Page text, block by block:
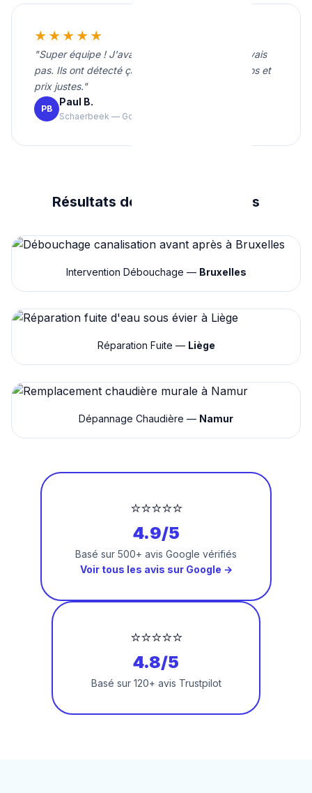
★★★★★
"Super équipe ! J'avais une fuite que je ne trouvais
pas. Ils ont détecté ça sans rien casser. Très pros et
prix justes."
PB
Paul B.
Schaerbeek — Google
Résultats de nos Interventions
Intervention Débouchage — Bruxelles
Réparation Fuite — Liège
Dépannage Chaudière — Namur
⭐⭐⭐⭐⭐
4.9/5
Basé sur 500+ avis Google vérifiés
Voir tous les avis sur Google →
⭐⭐⭐⭐⭐
4.8/5
Basé sur 120+ avis Trustpilot